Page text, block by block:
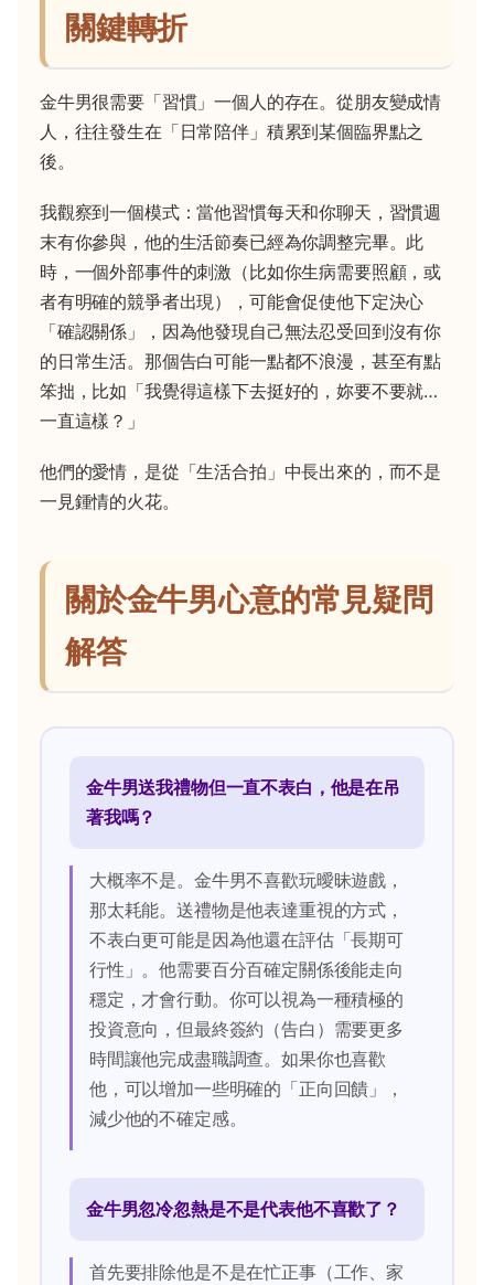
關鍵轉折
金牛男很需要「習慣」一個人的存在。從朋友變成情
人，往往發生在「日常陪伴」積累到某個臨界點之
後。
我觀察到一個模式：當他習慣每天和你聊天，習慣週
末有你參與，他的生活節奏已經為你調整完畢。此
時，一個外部事件的刺激（比如你生病需要照顧，或
者有明確的競爭者出現），可能會促使他下定決心
「確認關係」，因為他發現自己無法忍受回到沒有你
的日常生活。那個告白可能一點都不浪漫，甚至有點
笨拙，比如「我覺得這樣下去挺好的，妳要不要就…
一直這樣？」
他們的愛情，是從「生活合拍」中長出來的，而不是
一見鍾情的火花。
關於金牛男心意的常見疑問
解答
金牛男送我禮物但一直不表白，他是在吊
著我嗎？
大概率不是。金牛男不喜歡玩曖昧遊戲，
那太耗能。送禮物是他表達重視的方式，
不表白更可能是因為他還在評估「長期可
行性」。他需要百分百確定關係後能走向
穩定，才會行動。你可以視為一種積極的
投資意向，但最終簽約（告白）需要更多
時間讓他完成盡職調查。如果你也喜歡
他，可以增加一些明確的「正向回饋」，
減少他的不確定感。
金牛男忽冷忽熱是不是代表他不喜歡了？
首先要排除他是不是在忙正事（工作、家